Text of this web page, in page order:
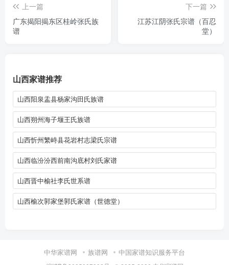
上一篇
广东揭阳揭东区桂岭张氏族
谱
下一篇
江苏江阴张氏宗谱（百忍
堂）
山西家谱推荐
山西阳泉盂县杨家沟田氏族谱
山西朔州海子堰王氏族谱
山西忻州繁峙县花岩村志梁氏宗谱
山西临汾汾西前南沟底村刘氏家谱
山西晋中榆社李氏世系谱
山西榆次郭家堡郭氏家谱（世德堂）
中华家谱网 族谱网 中国家谱知识服务平台